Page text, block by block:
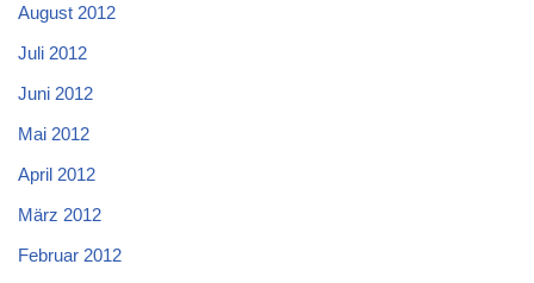
August 2012
Juli 2012
Juni 2012
Mai 2012
April 2012
März 2012
Februar 2012